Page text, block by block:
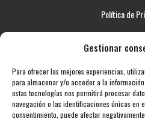
Gestionar
Para ofrecer las mejores experiencias,
para almacenar y/o acceder a la
estas tecnologías nos permitirá procesar
navegación o las identificaciones únicas en
consentimiento, puede afectar
Política de
Aviso
Mapa